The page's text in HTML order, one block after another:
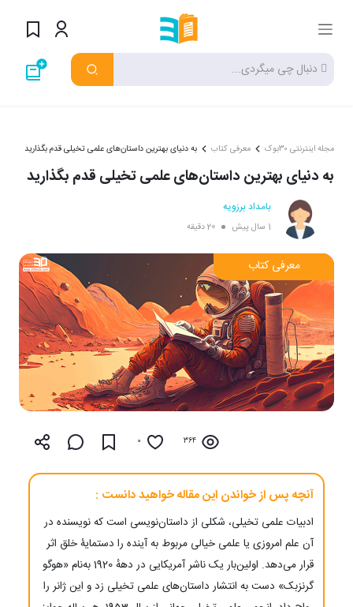
مجله اینترنتی ۳۰بوک معرفی کتاب به دنیای بهترین داستان‌های علمی تخیلی قدم بگذارید
به دنیای بهترین داستان‌های علمی تخیلی قدم بگذارید
بامداد برزویه
1 سال پیش 20 دقیقه
معرفی کتاب
364
0
آنچه پس از خواندن این مقاله خواهید دانست :
ادبیات علمی تخیلی، شکلی از داستان‌نویسی است که نویسنده در
آن علم امروزی یا علمی خیالی مربوط به آینده را دستمایۀ خلق اثر
قرار می‌دهد. اولین‌بار یک ناشر آمریکایی در دههٔ 1920 به‌نام «هوگو
گرنزبک» دست به انتشار داستان‌های علمی تخیلی زد و این ژانر را